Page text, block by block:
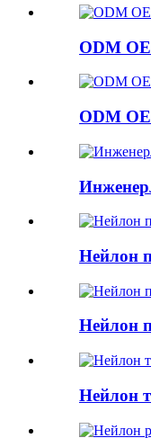
ODM
ODM
Нейлон
Нейлон
Нейлон